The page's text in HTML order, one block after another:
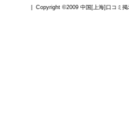
| Copyright ©2009 中国[上海]口コミ掲